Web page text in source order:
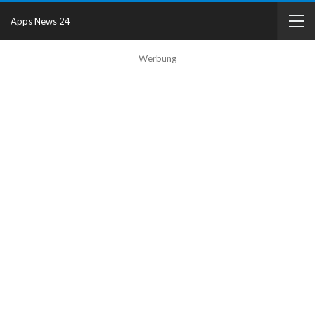
Werbung
Apps News 24